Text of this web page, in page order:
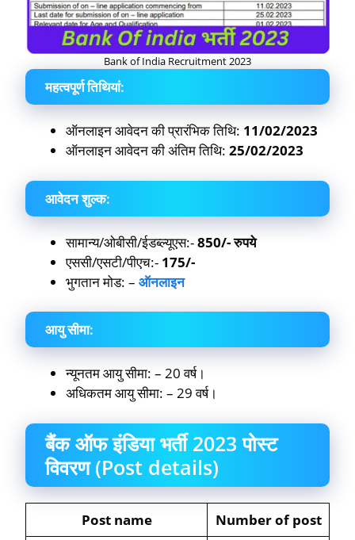
Bank of India Recruitment 2023
महत्वपूर्ण तिथियां:
ऑनलाइन आवेदन की प्रारंभिक तिथि: 11/02/2023
ऑनलाइन आवेदन की अंतिम तिथि: 25/02/2023
आवेदन शुल्क:
सामान्य/ओबीसी/ईडब्ल्यूएस:-850/- रुपये
एससी/एसटी/पीएच:- 175/-
भुगतान मोड: – ऑनलाइन
आयु सीमा:
न्यूनतम आयु सीमा: – 20 वर्ष।
अधिकतम आयु सीमा: – 29 वर्ष।
बैंक ऑफ इंडिया भर्ती 2023 पोस्ट
विवरण (Post details)
Post name
Number of post